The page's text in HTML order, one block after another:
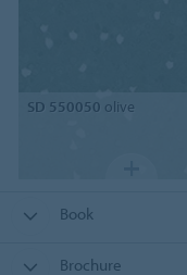
SD 550050 olive
Book
Brochure